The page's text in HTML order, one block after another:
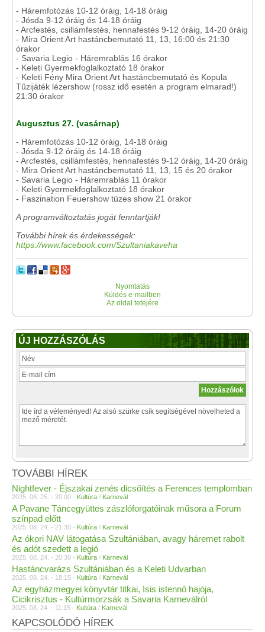
- Háremfotózás 10-12 óráig, 14-18 óráig
- Jósda 9-12 óráig és 14-18 óráig
- Arcfestés, csillámfestés, hennafestés 9-12 óráig, 14-20 óráig
- Mira Orient Art hastáncbemutató 11, 13, 16:00 és 21:30
órakor
- Savaria Legio - Háremrablás 16 órakor
- Keleti Gyermekfoglalkoztató 18 órakor
- Keleti Fény Mira Orient Art hastáncbemutató és Kopula
Tűzijáték lézershow (rossz idő esetén a program elmarad!)
21:30 órakor
Augusztus 27. (vasárnap)
- Háremfotózás 10-12 óráig, 14-18 óráig
- Jósda 9-12 óráig és 14-18 óráig
- Arcfestés, csillámfestés, hennafestés 9-12 óráig, 14-20 óráig
- Mira Orient Art hastáncbemutató 11, 13, 15 és 20 órakor
- Savaria Legio - Háremrablás 11 órakor
- Keleti Gyermekfoglalkoztató 18 órakor
- Faszination Feuershow tüzes show 21 órakor
A programváltoztatás jogát fenntartják!
További hírek és érdekességek:
https://www.facebook.com/Szultaniakaveha
Nyomtatás
Küldés e-mailben
Az oldal tetejére
ÚJ HOZZÁSZÓLÁS
TOVÁBBI HÍREK
Nightfever - Éjszakai zenés dicsőítés a Ferences templomban
2025. 08. 25. - 20:00 - Kultúra / Karnevál
A Pavane Táncegyüttes zászlóforgatóinak műsora a Forum
színpad előtt
2025. 08. 24. - 21:30 - Kultúra / Karnevál
Az ókori NAV látogatása Szultániában, avagy háremet rabolt
és adót szedett a legió
2025. 08. 24. - 20:30 - Kultúra / Karnevál
Hastáncvarázs Szultániában és a Keleti Udvarban
2025. 08. 24. - 18:15 - Kultúra / Karnevál
Az egyházmegyei könyvtár titkai, Isis istennő hajója,
Cicikrisztus - Kultúrmorzsák a Savaria Karneválról
2025. 08. 24. - 11:15 - Kultúra / Karnevál
KAPCSOLÓDÓ HÍREK